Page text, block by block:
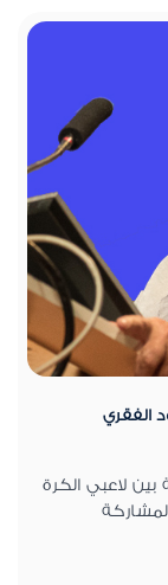
الفقري
لاعبي الكرة